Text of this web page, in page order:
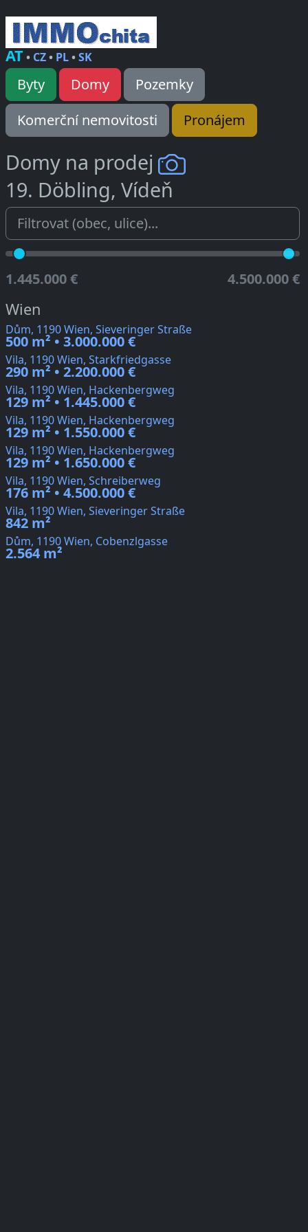
AT• CZ• PL•SK
Byty Domy
Pozemky
Komerční nemovitosti
Pronájem
Domy na prodej
19. Döbling, Vídeň
1.445.000 € 4.500.000 €
Wien
Dům, 1190 Wien, Sieveringer Straße
500 m² • 3.000.000 €
Vila, 1190 Wien, Starkfriedgasse
290 m² • 2.200.000 €
Vila, 1190 Wien, Hackenbergweg
129 m² • 1.445.000 €
Vila, 1190 Wien, Hackenbergweg
129 m² • 1.550.000 €
Vila, 1190 Wien, Hackenbergweg
129 m² • 1.650.000 €
Vila, 1190 Wien, Schreiberweg
176 m² • 4.500.000 €
Vila, 1190 Wien, Sieveringer Straße
842 m²
Dům, 1190 Wien, Cobenzlgasse
2.564 m²